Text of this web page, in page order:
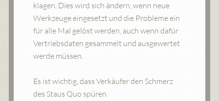
klagen. Dies wird sich ändern, wenn neue
Werkzeuge eingesetzt und die Probleme ein
für alle Mal gelöst werden, auch wenn dafür
Vertriebsdaten gesammelt und ausgewertet
werde müssen.
Es ist wichtig, dass Verkäufer den Schmerz
des Staus Quo spüren.